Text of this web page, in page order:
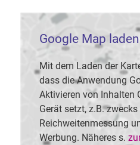
Google Map laden
Mit dem Laden der
dass die Anwendung
Aktivieren von Inhalten
Gerät setzt, z.B. zwecks
Reichweitenmessung
Werbung. Näheres s.